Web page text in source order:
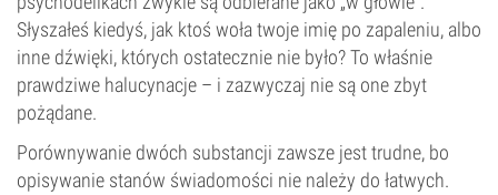
Słyszałeś kiedyś, jak ktoś woła twoje imię po zapaleniu, albo
inne dźwięki, których ostatecznie nie było? To właśnie
prawdziwe halucynacje – i zazwyczaj nie są one zbyt
pożądane.
Porównywanie dwóch substancji zawsze jest trudne, bo
opisywanie stanów świadomości nie należy do łatwych.